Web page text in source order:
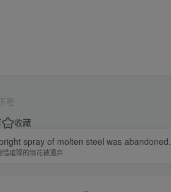
吧
收藏
spray of molten steel was abandoned.
璀璨的钢花被遗弃